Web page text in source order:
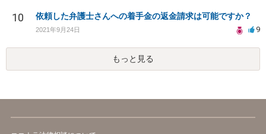
10 依頼した弁護士さんへの着手金の返金請求は可能ですか？
2021年9月24日 9
もっと見る